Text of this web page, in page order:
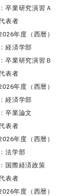
卒業研究演習Ａ
表者
年度（西暦）
経済学部
卒業研究演習Ｂ
表者
年度（西暦）
経済学部
卒業論文
表者
年度（西暦）
法学部
国際経済政策
表者
年度（西暦）